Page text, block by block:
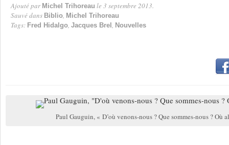
Ajouté par Michel Trihoreau le 3 septembre 2013.
Sauvé dans Biblio, Michel Trihoreau
Tags: Fred Hidalgo, Jacques Brel , Nouvelles
Paul Gauguin, « D’où venons-nous ? Que sommes-nous ? Où